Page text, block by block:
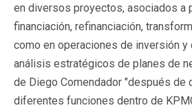
en diversos proyectos, asociados a
financiación, refinanciación,
como en operaciones de inversión
análisis estratégicos de planes de
de Diego Comendador "después de
diferentes funciones dentro de